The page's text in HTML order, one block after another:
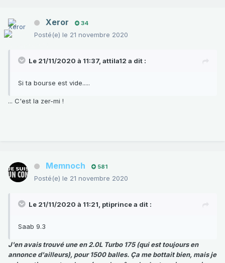
Xeror 34
Posté(e) le 21 novembre 2020
Le 21/11/2020 à 11:37, attila12 a dit :
Si ta bourse est vide.....
... C'est la zer-mi !
Memnoch 581
Posté(e) le 21 novembre 2020
Le 21/11/2020 à 11:21, ptiprincea dit :
Saab 9.3
J'en avais trouvé une en 2.0L Turbo 175 (qui est toujours en
annonce d'ailleurs), pour 1500 balles. Ça me bottait bien, mais je